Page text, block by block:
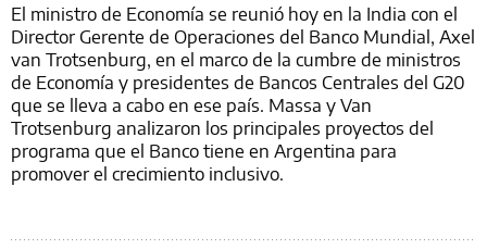
El ministro de Economía se reunió hoy en la India con el
Director Gerente de Operaciones del Banco Mundial, Axel
van Trotsenburg, en el marco de la cumbre de ministros
de Economía y presidentes de Bancos Centrales del G20
que se lleva a cabo en ese país. Massa y Van
Trotsenburg analizaron los principales proyectos del
programa que el Banco tiene en Argentina para
promover el crecimiento inclusivo.